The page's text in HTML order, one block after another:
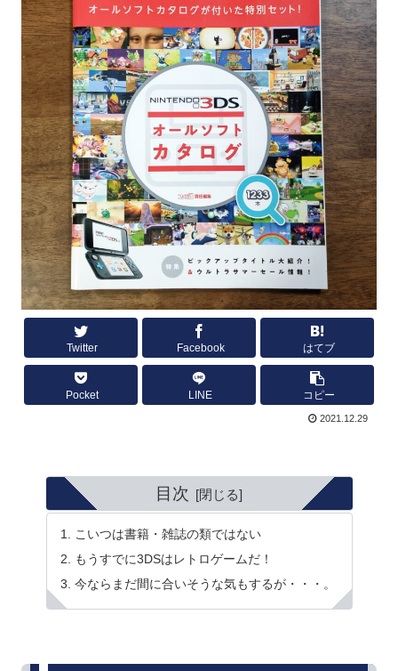
Twitter Facebook はてブ
Pocket LINE コピー
2021.12.29
目次
こいつは書籍・雑誌の類ではない
もうすでに3DSはレトロゲームだ！
今ならまだ間に合いそうな気もするが・・・。